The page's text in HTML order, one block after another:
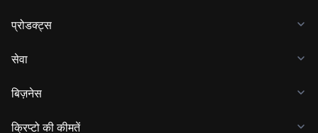
प्रोडक्ट्स
सेवा
बिज़नेस
क्रिप्टो की कीमतें